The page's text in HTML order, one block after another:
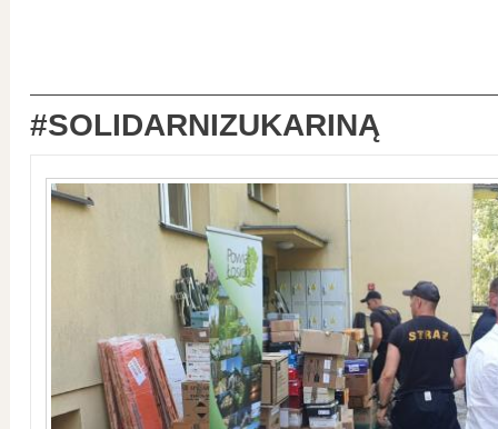
#SOLIDARNIZUKARINĄ